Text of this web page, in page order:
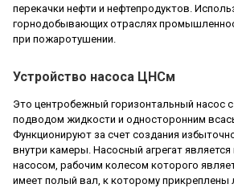
перекачки нефти и нефтепродуктов.
горнодобывающих отраслях
при пожаротушении.
Устройство насоса ЦНСм
Это центробежный горизонтальный насос
подводом жидкости и односторонним
Функционируют за счет создания
внутри камеры. Насосный агрегат
насосом, рабочим колесом которого
имеет полый вал, к которому прикреплены